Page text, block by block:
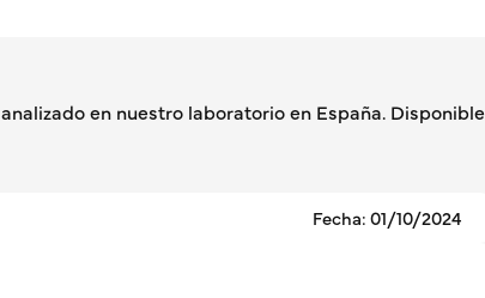
en nuestro laboratorio en España. Disponible
Fecha: 01/10/2024